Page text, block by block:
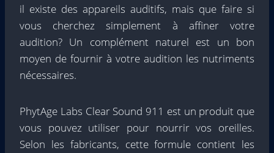
il existe des appareils auditifs, mais que faire si
vous cherchez simplement à affiner votre
audition? Un complément naturel est un bon
moyen de fournir à votre audition les nutriments
nécessaires.
PhytAge Labs Clear Sound 911 est un produit que
vous pouvez utiliser pour nourrir vos oreilles.
Selon les fabricants, cette formule contient les